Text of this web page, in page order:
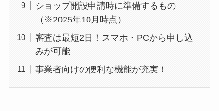
ショップ開設申請時に準備するもの
（※2025年10月時点）
審査は最短2日！スマホ・PCから申し込
みが可能
事業者向けの便利な機能が充実！